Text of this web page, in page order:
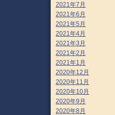
2021年7月
2021年6月
2021年5月
2021年4月
2021年3月
2021年2月
2021年1月
2020年12月
2020年11月
2020年10月
2020年9月
2020年8月